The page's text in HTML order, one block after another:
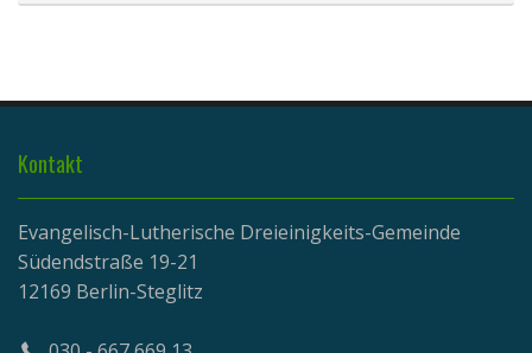
Kontakt
Evangelisch-Lutherische Dreieinigkeits-Gemeinde
Südendstraße 19-21
12169 Berlin-Steglitz